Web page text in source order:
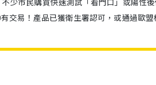
交易！產品已獲衛生署認可，或通過歐盟